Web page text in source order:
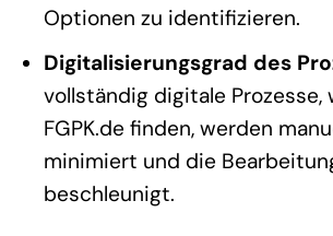
Optionen zu identifizieren.
Digitalisierungsgrad des
vollständig digitale Prozesse,
FGPK.de finden, werden
minimiert und die
beschleunigt.